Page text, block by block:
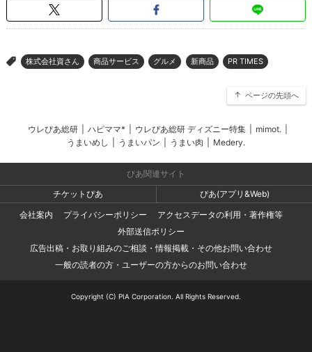
> 株式会社資さん 商品サービス グルメ 新商品 PR TIMES
ページの先頭へ
ウレぴあ総研 ハピママ* ウレぴあ総研 ディズニー特集 mimot.
うまいめし
うまいパン うまい肉 Medery.
ぴあ関連サイト
チケットぴあ
ぴあ(アプリ&Web)
会社案内
プライバシーポリシー
アクセスデータの利用・著作権等
外部送信ポリシー
広告出稿・お取り組みのご相談・情報掲載・その他お問い合わせ
一般の読者の方・ユーザーの方からのお問い合わせ
Copyright (C) PIA Corporation. All Rights Reserved.